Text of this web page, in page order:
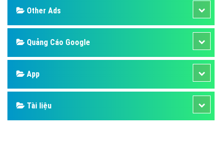
SEO
Banner
Facebook
Google